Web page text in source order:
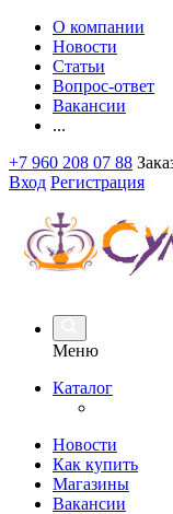
О компании
Новости
Статьи
Вопрос-ответ
Вакансии
...
+7 960 208 07 88
Вход Регистрация
Меню
Каталог
Новости
Как купить
Магазины
Вакансии